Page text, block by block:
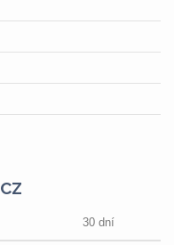
30 dní